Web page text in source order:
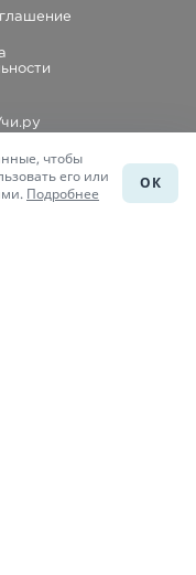
чтобы
его или
Подробнее
ОК